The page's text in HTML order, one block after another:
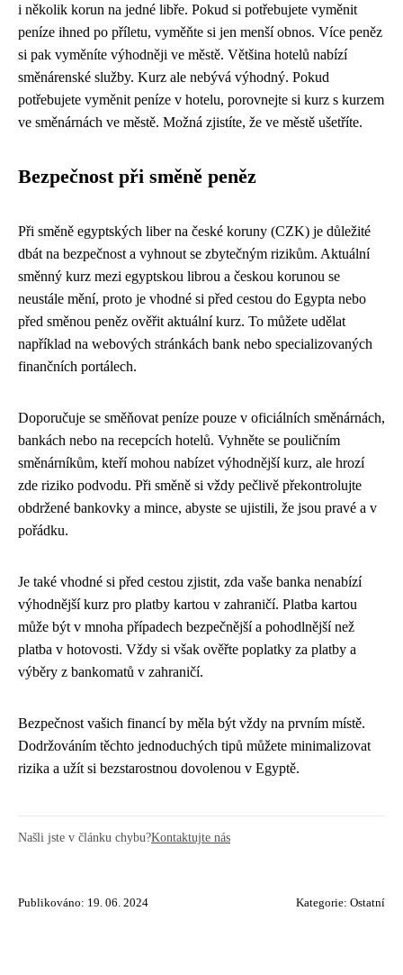
i několik korun na jedné libře. Pokud si potřebujete vyměnit
peníze ihned po příletu, vyměňte si jen menší obnos. Více peněz
si pak vyměníte výhodněji ve městě. Většina hotelů nabízí
směnárenské služby. Kurz ale nebývá výhodný. Pokud
potřebujete vyměnit peníze v hotelu, porovnejte si kurz s kurzem
ve směnárnách ve městě. Možná zjistíte, že ve městě ušetříte.
Bezpečnost při směně peněz
Při směně egyptských liber na české koruny (CZK) je důležité
dbát na bezpečnost a vyhnout se zbytečným rizikům. Aktuální
směnný kurz mezi egyptskou librou a českou korunou se
neustále mění, proto je vhodné si před cestou do Egypta nebo
před směnou peněz ověřit aktuální kurz. To můžete udělat
například na webových stránkách bank nebo specializovaných
finančních portálech.
Doporučuje se směňovat peníze pouze v oficiálních směnárnách,
bankách nebo na recepcích hotelů. Vyhněte se pouličním
směnárníkům, kteří mohou nabízet výhodnější kurz, ale hrozí
zde riziko podvodu. Při směně si vždy pečlivě překontrolujte
obdržené bankovky a mince, abyste se ujistili, že jsou pravé a v
pořádku.
Je také vhodné si před cestou zjistit, zda vaše banka nenabízí
výhodnější kurz pro platby kartou v zahraničí. Platba kartou
může být v mnoha případech bezpečnější a pohodlnější než
platba v hotovosti. Vždy si však ověřte poplatky za platby a
výběry z bankomatů v zahraničí.
Bezpečnost vašich financí by měla být vždy na prvním místě.
Dodržováním těchto jednoduchých tipů můžete minimalizovat
rizika a užít si bezstarostnou dovolenou v Egyptě.
Našli jste v článku chybu?Kontaktujte nás
Publikováno: 19. 06. 2024 Kategorie: Ostatní